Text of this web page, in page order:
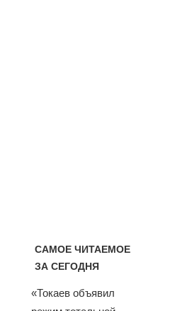
САМОЕ ЧИТАЕМОЕ
ЗА СЕГОДНЯ
«Токаев объявил